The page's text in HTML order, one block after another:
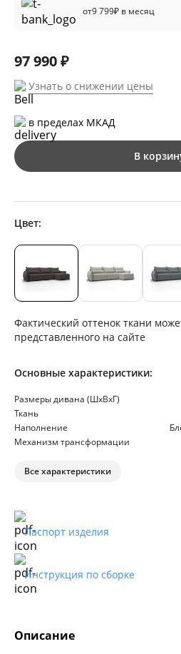
Описание
от9 799₽ в месяц
97 990 ₽
Узнать о снижении цены
в пределах МКАД
В
Цвет:
Фактический оттенок ткани
представленного на сайте
Основные характеристики:
Размеры дивана (ШхВхГ)
Ткань
Наполнение
Механизм трансформации
Все характеристики
Паспорт изделия
Инструкция по сборке